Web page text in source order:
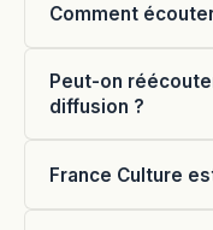
Comment
Peut-on
diffusion ?
France Culture